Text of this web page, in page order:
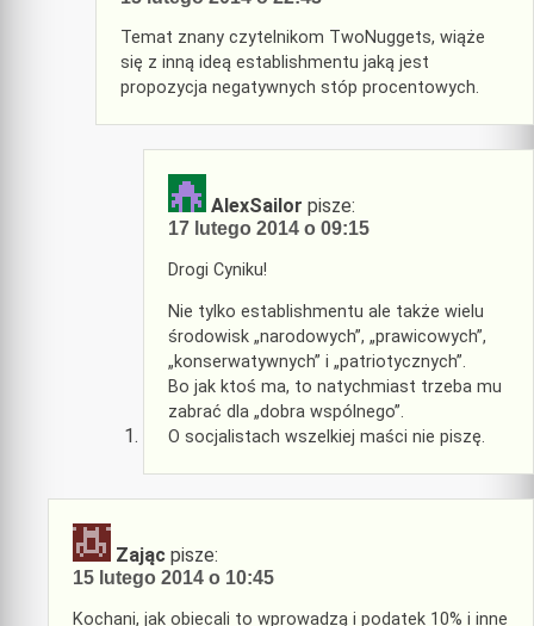
Temat znany czytelnikom TwoNuggets, wiąże
się z inną ideą establishmentu jaką jest
propozycja negatywnych stóp procentowych.
AlexSailor pisze:
17 lutego 2014 o 09:15
Drogi Cyniku!
Nie tylko establishmentu ale także wielu
środowisk „narodowych”, „prawicowych”,
„konserwatywnych” i „patriotycznych”.
Bo jak ktoś ma, to natychmiast trzeba mu
zabrać dla „dobra wspólnego”.
O socjalistach wszelkiej maści nie piszę.
Zając pisze:
15 lutego 2014 o 10:45
Kochani, jak obiecali to wprowadzą i podatek 10% i inne